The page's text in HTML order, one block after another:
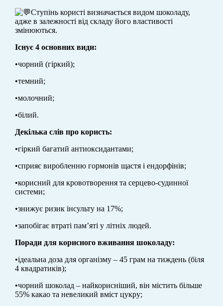
Ступінь користі визначається видом шоколаду,
адже в залежності від складу його властивості
змінюються.
Існує 4 основних види:
•чорний (гіркий);
•темний;
•молочний;
•білий.
Декілька слів про користь:
•гіркий багатий антиоксидантами;
•сприяє виробленню гормонів щастя і ендорфінів;
•корисний для кровотворення та серцево-судинної
системи;
•знижує ризик інсульту на 17%;
•запобігає втраті пам’яті у літніх людей.
Поради для корисного вживання шоколаду:
•ідеальна доза для організму – 45 грам на тиждень (біля
4 квадратиків);
•чорний шоколад – найкорисніший, він містить більше
55% какао та невеликий вміст цукру;